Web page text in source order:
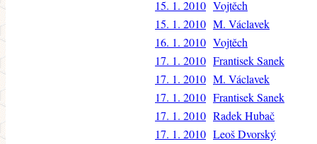
15. 1. 2010 Vojtěch
15. 1. 2010 M. Václavek
16. 1. 2010 Vojtěch
17. 1. 2010 Frantisek Sanek
17. 1. 2010 M. Václavek
17. 1. 2010 Frantisek Sanek
17. 1. 2010 Radek Hubač
17. 1. 2010 Leoš Dvorský